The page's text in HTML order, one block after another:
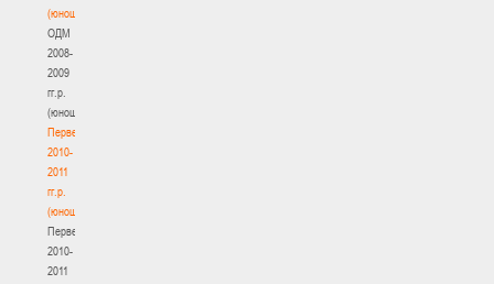
(юноши)
ОДМ
2008-
2009
гг.р.
(юноши)
Первенство
2010-
2011
гг.р.
(юноши)
Первенство
2010-
2011